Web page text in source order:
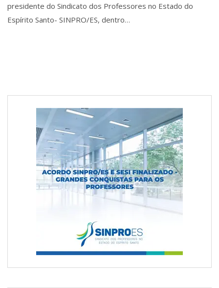
presidente do Sindicato dos Professores no Estado do
Espírito Santo- SINPRO/ES, dentro…